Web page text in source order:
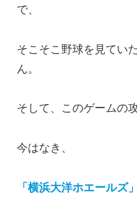
で、
そこそこ野球を見てい
ん。
そして、このゲームの
今はなき、
「横浜大洋ホエールズ」